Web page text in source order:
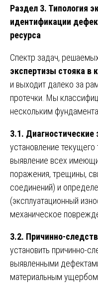
Раздел 3. Типология
идентификации
ресурса
Спектр задач,
экспертизы стояка в
и выходит далеко за
протечки. Мы
нескольким
3.1. Диагностические
установление текущего
выявление всех
поражения, трещины,
соединений) и
(эксплуатационный
механическое
3.2. Причинно-
установить причинно-
выявленными
материальным